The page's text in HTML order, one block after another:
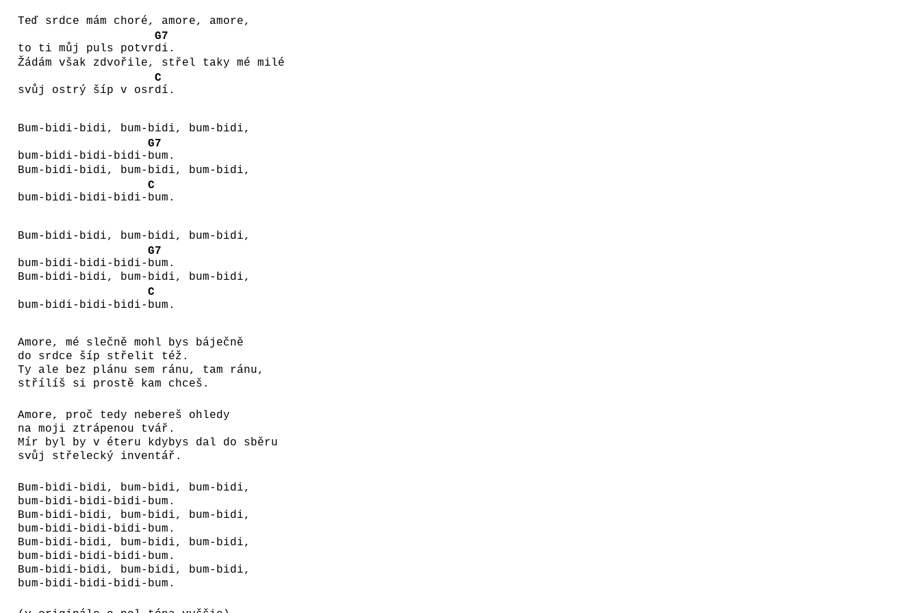
Teď srdce mám choré, amore, amore,
to ti můj puls potvr
G7
dí.
Žádám však zdvořile, střel taky mé milé
svůj ostrý šíp v osr
C
dí.
Bum-bidi-bidi, bum-bidi, bum-bidi,
bum-bidi-bidi-bidi-
G7
bum.
Bum-bidi-bidi, bum-bidi, bum-bidi,
bum-bidi-bidi-bidi-
C
bum.
Bum-bidi-bidi, bum-bidi, bum-bidi,
bum-bidi-bidi-bidi-
G7
bum.
Bum-bidi-bidi, bum-bidi, bum-bidi,
bum-bidi-bidi-bidi-
C
bum.
Amore, mé slečně mohl bys báječně
do srdce šíp střelit též.
Ty ale bez plánu sem ránu, tam ránu,
střílíš si prostě kam chceš.
Amore, proč tedy nebereš ohledy
na moji ztrápenou tvář.
Mír byl by v éteru kdybys dal do sběru
svůj střelecký inventář.
Bum-bidi-bidi, bum-bidi, bum-bidi,
bum-bidi-bidi-bidi-bum.
Bum-bidi-bidi, bum-bidi, bum-bidi,
bum-bidi-bidi-bidi-bum.
Bum-bidi-bidi, bum-bidi, bum-bidi,
bum-bidi-bidi-bidi-bum.
Bum-bidi-bidi, bum-bidi, bum-bidi,
bum-bidi-bidi-bidi-bum.